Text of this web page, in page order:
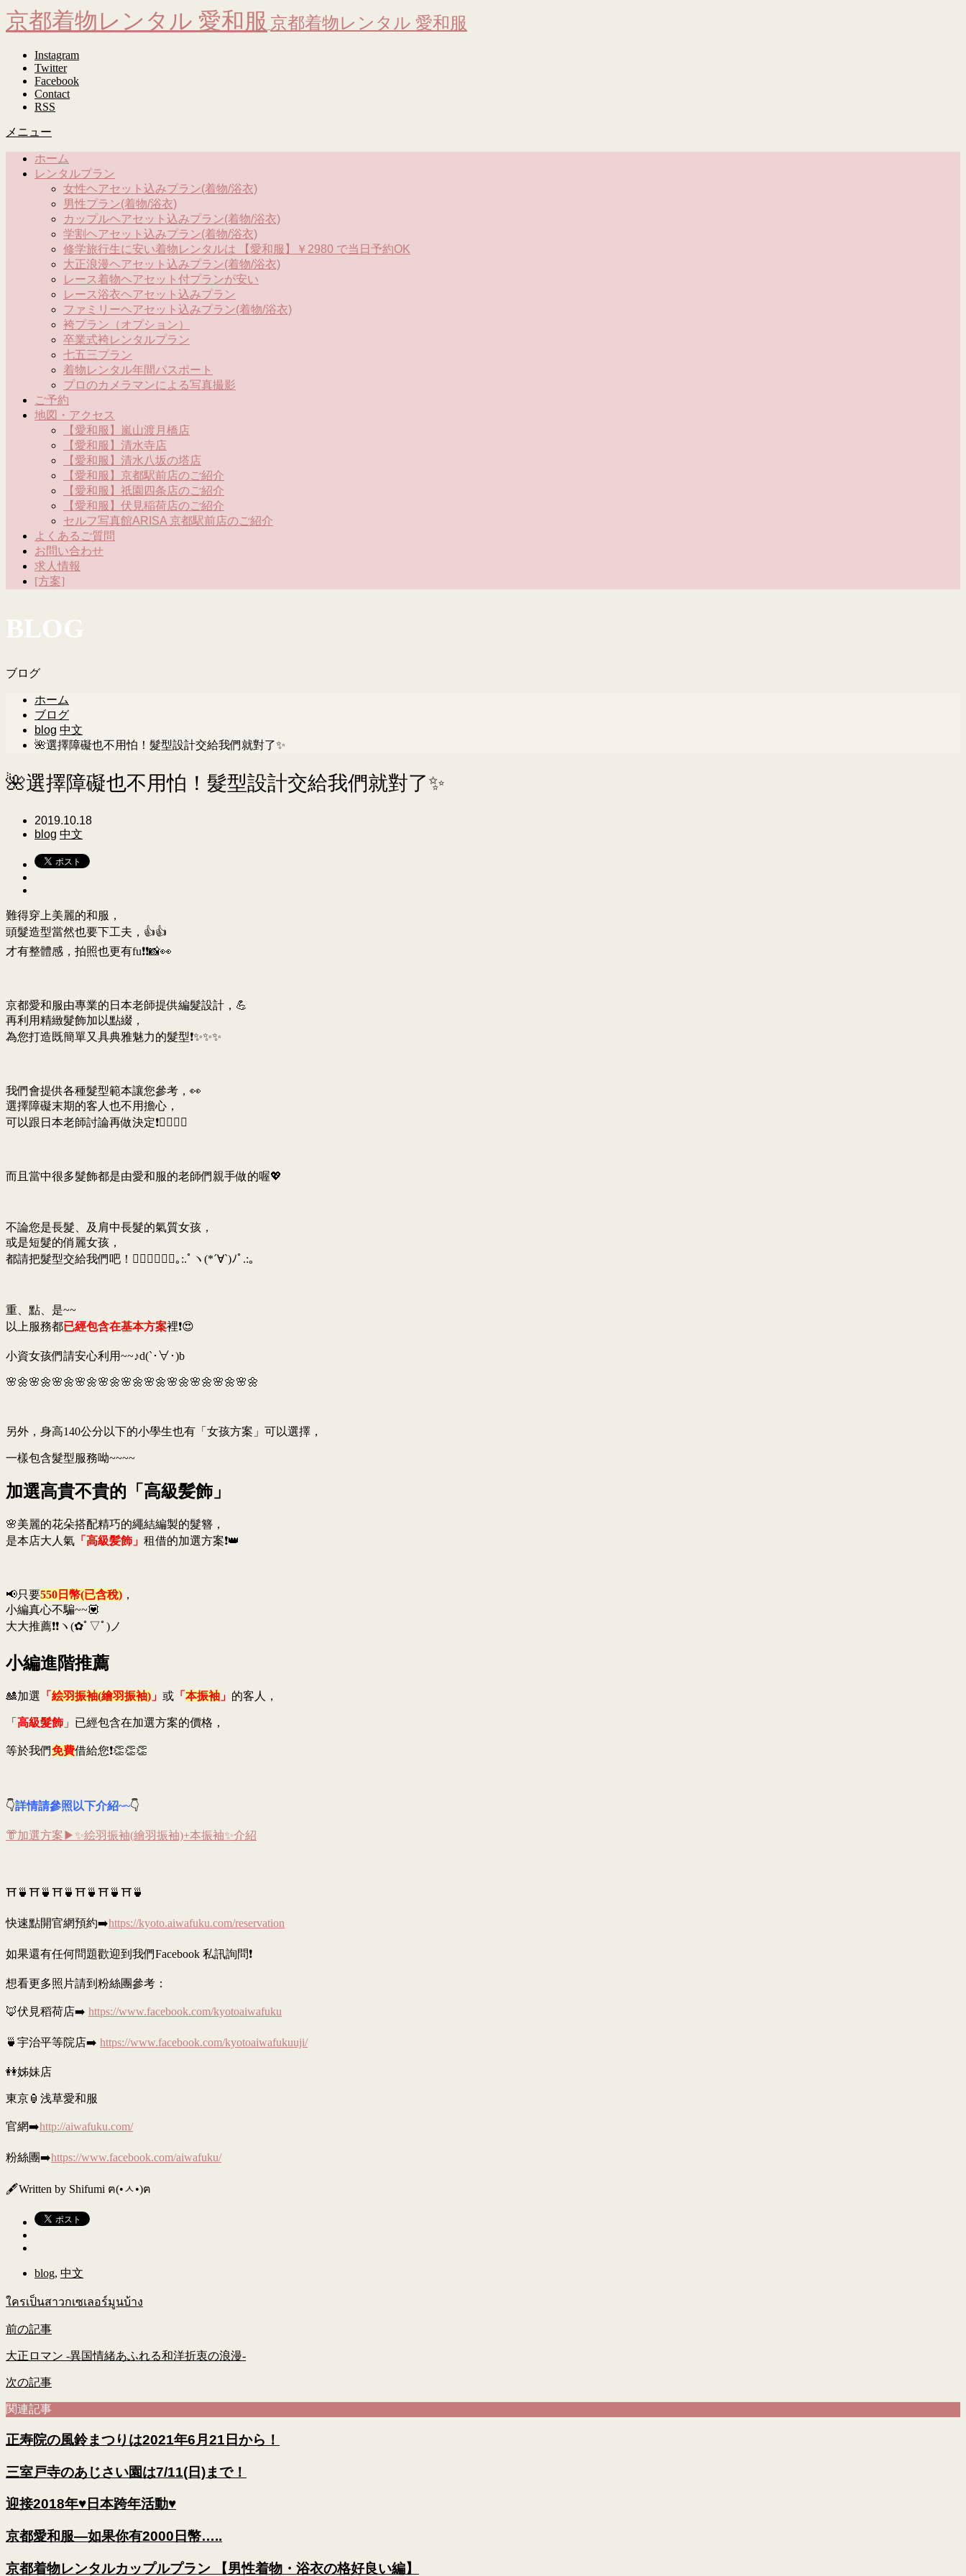
京都着物レンタル 愛和服 京都着物レンタル 愛和服
Instagram
Twitter
Facebook
Contact
RSS
メニュー
ホーム
レンタルプラン
女性ヘアセット込みプラン(着物/浴衣)
男性プラン(着物/浴衣)
カップルヘアセット込みプラン(着物/浴衣)
学割ヘアセット込みプラン(着物/浴衣)
修学旅行生に安い着物レンタルは 【愛和服】￥2980 で当日予約OK
大正浪漫ヘアセット込みプラン(着物/浴衣)
レース着物ヘアセット付プランが安い
レース浴衣ヘアセット込みプラン
ファミリーヘアセット込みプラン(着物/浴衣)
袴プラン（オプション）
卒業式袴レンタルプラン
七五三プラン
着物レンタル年間パスポート
プロのカメラマンによる写真撮影
ご予約
地図・アクセス
【愛和服】嵐山渡月橋店
【愛和服】清水寺店
【愛和服】清水八坂の塔店
【愛和服】京都駅前店のご紹介
【愛和服】祇園四条店のご紹介
【愛和服】伏見稲荷店のご紹介
セルフ写真館ARISA 京都駅前店のご紹介
よくあるご質問
お問い合わせ
求人情報
[方案]
BLOG
ブログ
ホーム
ブログ
blog 中文
🌺選擇障礙也不用怕！髮型設計交給我們就對了✨
🌺選擇障礙也不用怕！髮型設計交給我們就對了✨
2019.10.18
blog 中文
難得穿上美麗的和服，
頭髮造型當然也要下工夫，👍👍
才有整體感，拍照也更有fu❗❗📸👀
京都愛和服由專業的日本老師提供編髮設計，💪
再利用精緻髮飾加以點綴，
為您打造既簡單又具典雅魅力的髮型❗✨✨✨
我們會提供各種髮型範本讓您參考，👀
選擇障礙末期的客人也不用擔心，
可以跟日本老師討論再做決定❗🙆‍♀️🙆‍♀️
而且當中很多髮飾都是由愛和服的老師們親手做的喔💖
不論您是長髮、及肩中長髮的氣質女孩，
或是短髮的俏麗女孩，
都請把髮型交給我們吧！🙆‍♀️🙆‍♀️🙆‍♀️｡:.ﾟヽ(*´∀`)ﾉﾟ.:｡
重、點、是~~
以上服務都已經包含在基本方案裡❗😍
小資女孩們請安心利用~~♪d(`･∀･)b
🌸🌼🌸🌼🌸🌼🌸🌼🌸🌼🌸🌼🌸🌼🌸🌼🌸🌼🌸🌼🌸🌼
另外，身高140公分以下的小學生也有「女孩方案」可以選擇，
一樣包含髮型服務呦~~~~
加選高貴不貴的「高級髪飾」
🌸美麗的花朵搭配精巧的繩結編製的髮簪，
是本店大人氣 「高級髪飾」 租借的加選方案❗👑
📢只要550日幣(已含稅) ，
小編真心不騙~~💟
大大推薦❗❗ヽ(✿ﾟ▽ﾟ)ノ
小編進階推薦
🎎加選 「 絵羽振袖(繪羽振袖) 」 或 「 本振袖 」 的客人，
「 高級髮飾 」已經包含在加選方案的價格，
等於我們免費借給您❗👏👏👏
👇詳情請參照以下介紹~~👇
👘加選方案▶✨絵羽振袖(繪羽振袖)+本振袖✨介紹
⛩🍵⛩🍵⛩🍵⛩🍵⛩🍵⛩🍵
快速點開官網預約➡️https://kyoto.aiwafuku.com/reservation
如果還有任何問題歡迎到我們Facebook 私訊詢問❗
想看更多照片請到粉絲團參考：
🦊伏見稻荷店➡️ https://www.facebook.com/kyotoaiwafuku
🍵宇治平等院店➡️ https://www.facebook.com/kyotoaiwafukuuji/
👭姊妹店
東京🏮浅草愛和服
官網➡️http://aiwafuku.com/
粉絲團➡️https://www.facebook.com/aiwafuku/
🖋Written by Shifumi ฅ(•ㅅ•)ฅ
blog, 中文
ใครเป็นสาวกเซเลอร์มูนบ้าง
前の記事
大正ロマン -異国情緒あふれる和洋折衷の浪漫-
次の記事
関連記事
正寿院の風鈴まつりは2021年6月21日から！
三室戸寺のあじさい園は7/11(日)まで！
迎接2018年♥日本跨年活動♥
京都愛和服—如果你有2000日幣…..
京都着物レンタルカップルプラン 【男性着物・浴衣の格好良い編】